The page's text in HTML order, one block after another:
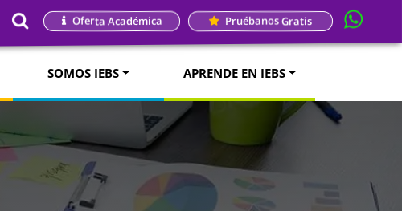
Oferta Académica Pruébanos Gratis
SOMOS IEBS APRENDE EN IEBS